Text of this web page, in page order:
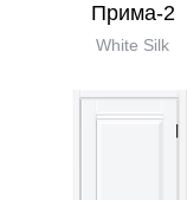
Прима-2
White Silk